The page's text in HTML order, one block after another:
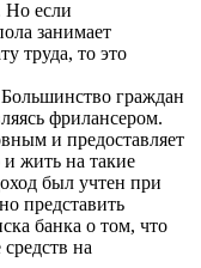
Но если
занимает
труда, то это
граждан
фрилансером.
и предоставляет
жить на такие
был учтен при
представить
банка о том, что
на